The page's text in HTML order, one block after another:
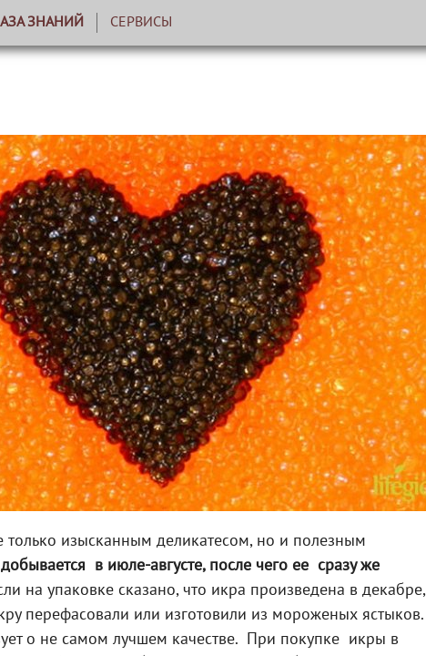
ЗНАНИЙ СЕРВИСЫ
только изысканным деликатесом, но и полезным
в июле-августе, после чего ее
сразу же
на упаковке сказано, что икра произведена в декабре,
перефасовали или изготовили из мороженых ястыков.
о не самом лучшем качестве. При покупке икры в